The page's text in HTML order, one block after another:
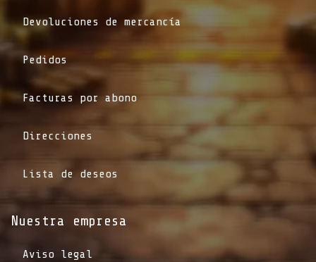
Devoluciones de mercancía
Pedidos
Facturas por abono
Direcciones
Lista de deseos
Nuestra empresa
Aviso legal